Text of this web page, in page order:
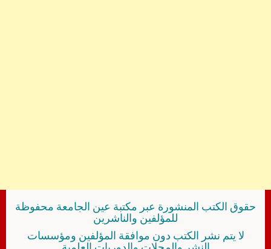
حقوق الكتب المنشورة عبر مكتبة عين الجامعة محفوظة
للمؤلفين والناشرين
لا يتم نشر الكتب دون موافقة المؤلفين ومؤسسات